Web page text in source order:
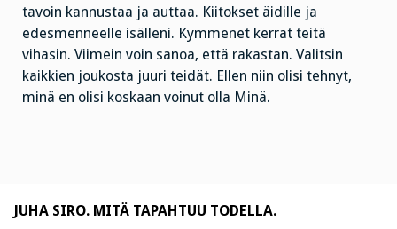
tavoin kannustaa ja auttaa. Kiitokset äidille ja
edesmenneelle isälleni. Kymmenet kerrat teitä
vihasin. Viimein voin sanoa, että rakastan. Valitsin
kaikkien joukosta juuri teidät. Ellen niin olisi tehnyt,
minä en olisi koskaan voinut olla Minä.
JUHA SIRO. MITÄ TAPAHTUU TODELLA.